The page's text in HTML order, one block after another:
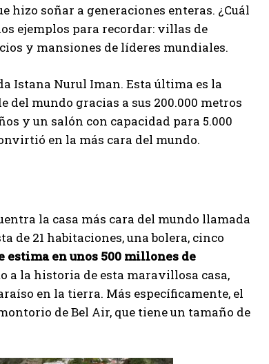
hizo soñar a generaciones enteras. ¿Cuál
ejemplos para recordar: villas de
y mansiones de líderes mundiales.
Istana Nurul Iman. Esta última es la
mundo gracias a sus 200.000 metros
y un salón con capacidad para 5.000
en la más cara del mundo.
la casa más cara del mundo llamada
de 21 habitaciones, una bolera, cinco
estima en unos 500 millones de
a la historia de esta maravillosa casa,
en la tierra. Más específicamente, el
de Bel Air, que tiene un tamaño de